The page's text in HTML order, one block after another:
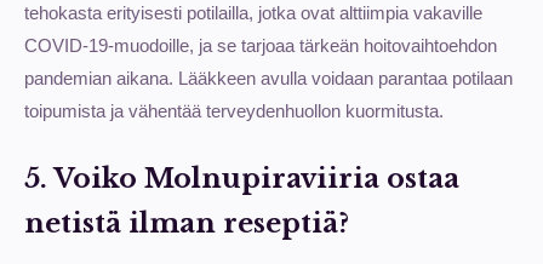
tehokasta erityisesti potilailla, jotka ovat alttiimpia vakaville
COVID-19-muodoille, ja se tarjoaa tärkeän hoitovaihtoehdon
pandemian aikana. Lääkkeen avulla voidaan parantaa potilaan
toipumista ja vähentää terveydenhuollon kuormitusta.
5. Voiko Molnupiraviiria ostaa
netistä ilman reseptiä?